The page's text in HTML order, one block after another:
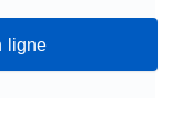
ligne